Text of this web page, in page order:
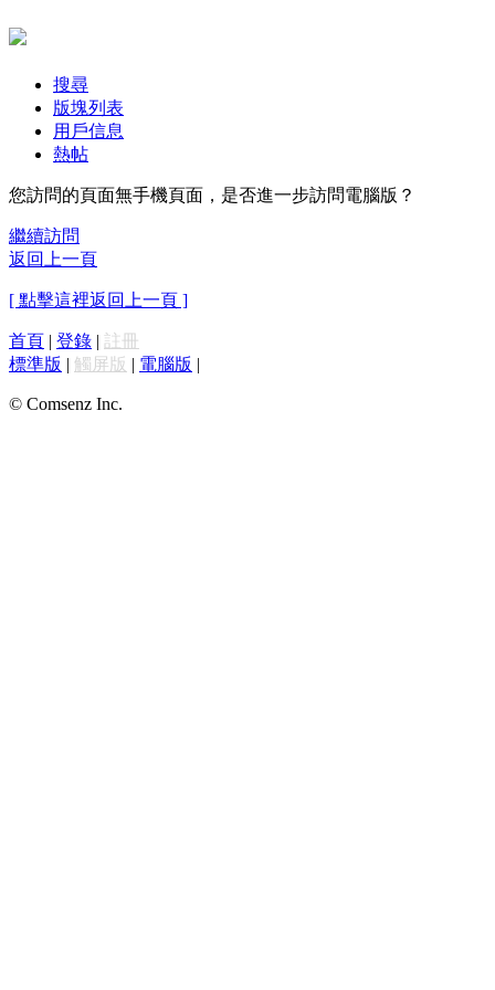
搜尋
版塊列表
用戶信息
熱帖
您訪問的頁面無手機頁面，是否進一步訪問電腦版？
繼續訪問
返回上一頁
[ 點擊這裡返回上一頁 ]
首頁 | 登錄 | 註冊
標準版 | 觸屏版 | 電腦版 |
© Comsenz Inc.